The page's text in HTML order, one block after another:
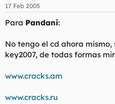
17 Feb 2005
Para Pandani:
No tengo el cd ahora mismo,
key2007, de todas formas
www.cracks.am
www.cracks.ru